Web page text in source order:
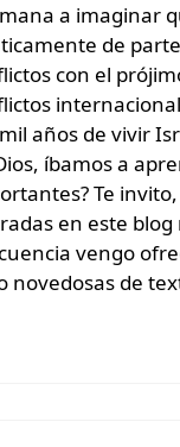
a imaginar
de
con el
años de vivir
íbamos a
Te
en este blog
vengo
novedosas de